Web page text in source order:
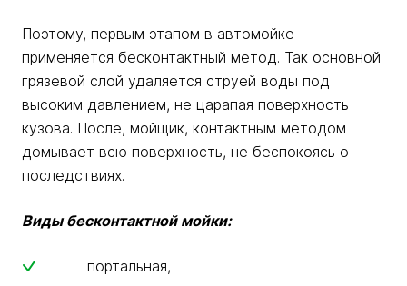
Поэтому, первым этапом в автомойке
применяется бесконтактный метод. Так основной
грязевой слой удаляется струей воды под
высоким давлением, не царапая поверхность
кузова. После, мойщик, контактным методом
домывает всю поверхность, не беспокоясь о
последствиях.
Виды бесконтактной мойки:
портальная,